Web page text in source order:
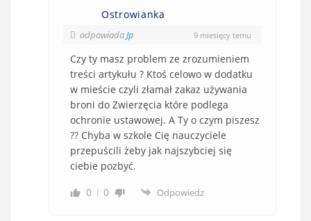
Ostrowianka
odpowiadaJp 9 miesięcy temu
Czy ty masz problem ze zrozumieniem
treści artykułu ? Ktoś celowo w dodatku
w mieście czyli złamał zakaz używania
broni do Zwierzęcia które podlega
ochronie ustawowej. A Ty o czym piszesz
?? Chyba w szkole Cię nauczyciele
przepuścili żeby jak najszybciej się
ciebie pozbyć.
0
0 Odpowiedz